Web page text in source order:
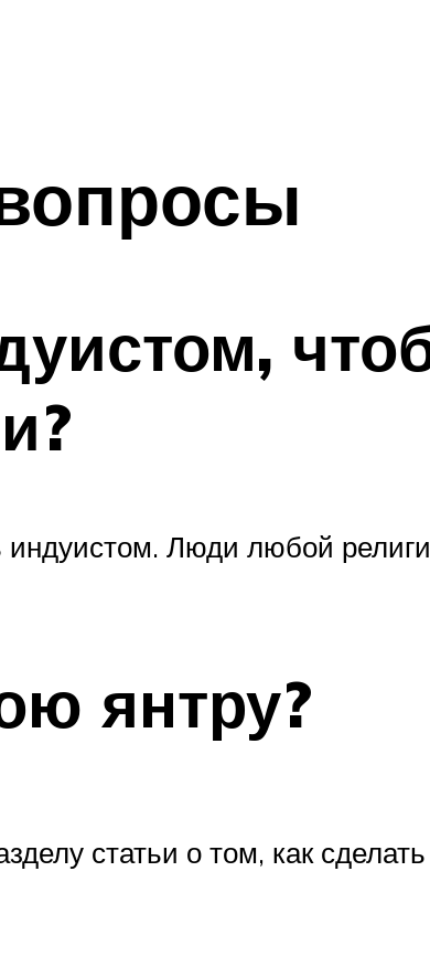
индуистом. Люди любой
янтру?
статьи о том, как